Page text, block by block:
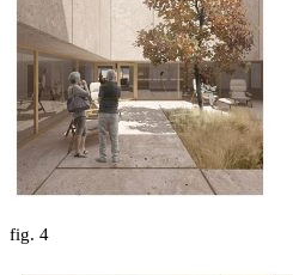
fig. 4